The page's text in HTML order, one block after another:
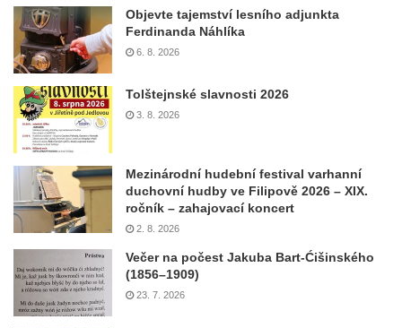
Objevte tajemství lesního adjunkta
Ferdinanda Náhlíka
6. 8. 2026
Tolštejnské slavnosti 2026
3. 8. 2026
Mezinárodní hudební festival varhanní
duchovní hudby ve Filipově 2026 – XIX.
ročník – zahajovací koncert
2. 8. 2026
Večer na počest Jakuba Bart-Ćišinského
(1856–1909)
23. 7. 2026